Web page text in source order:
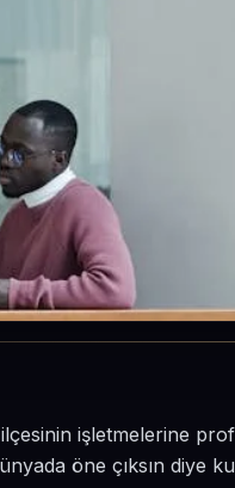
işletmelerine
öne çıksın diye